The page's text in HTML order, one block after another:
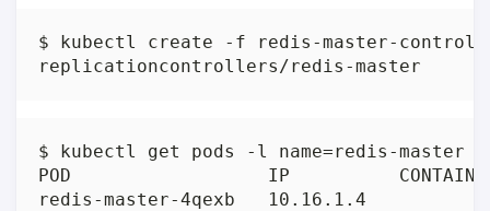
$ kubectl create -f redis-master-
replicationcontrollers/redis-master
$ kubectl get pods -l name=redis-master
POD                  IP
redis-master-4qexb   10.16.1.4